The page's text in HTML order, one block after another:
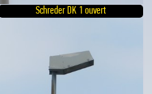
Schreder DK 1 ouvert